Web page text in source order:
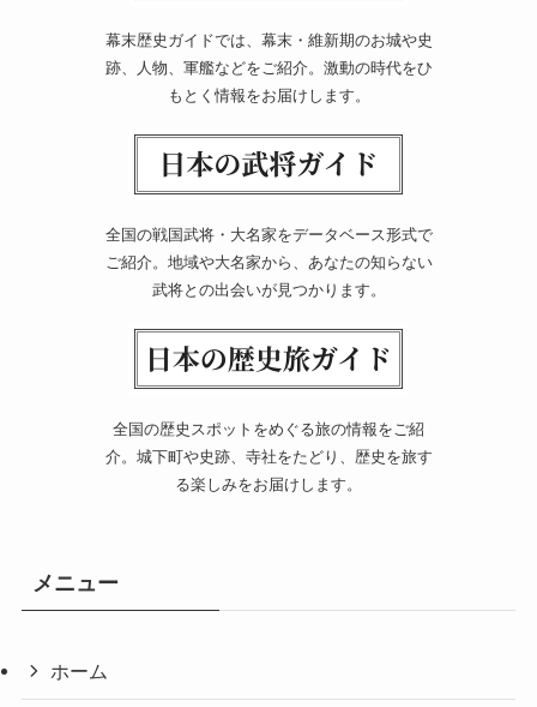
幕末歴史ガイドでは、幕末・維新期のお城や史
跡、人物、軍艦などをご紹介。激動の時代をひ
もとく情報をお届けします。
全国の戦国武将・大名家をデータベース形式で
ご紹介。地域や大名家から、あなたの知らない
武将との出会いが見つかります。
全国の歴史スポットをめぐる旅の情報をご紹
介。城下町や史跡、寺社をたどり、歴史を旅す
る楽しみをお届けします。
メニュー
ホーム